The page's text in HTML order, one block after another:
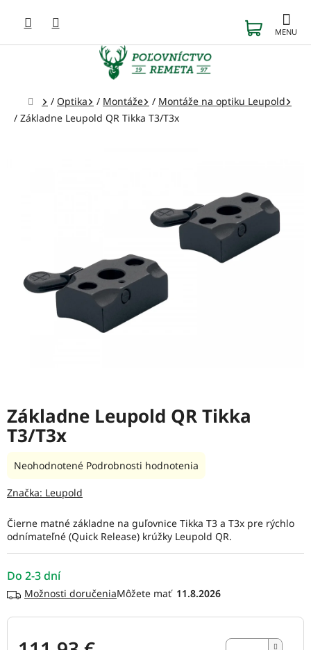
obsah
KOŠÍK
Domov
/ Optika / Montáže / Montáže na optiku Leupold
/ Základne Leupold QR Tikka T3/T3x
Základne Leupold QR Tikka
T3/T3x
Do 2-3 dní
11.8.2026
Možnosti doručenia
Čierne matné základne na guľovnice Tikka T3 a T3x pre rýchlo
odnímateľné (Quick Release) krúžky Leupold QR.
Priemerné
produktu
0,0
z
5
hviezdičiek.
Neohodnotené Podrobnosti hodnotenia
Značka: Leupold